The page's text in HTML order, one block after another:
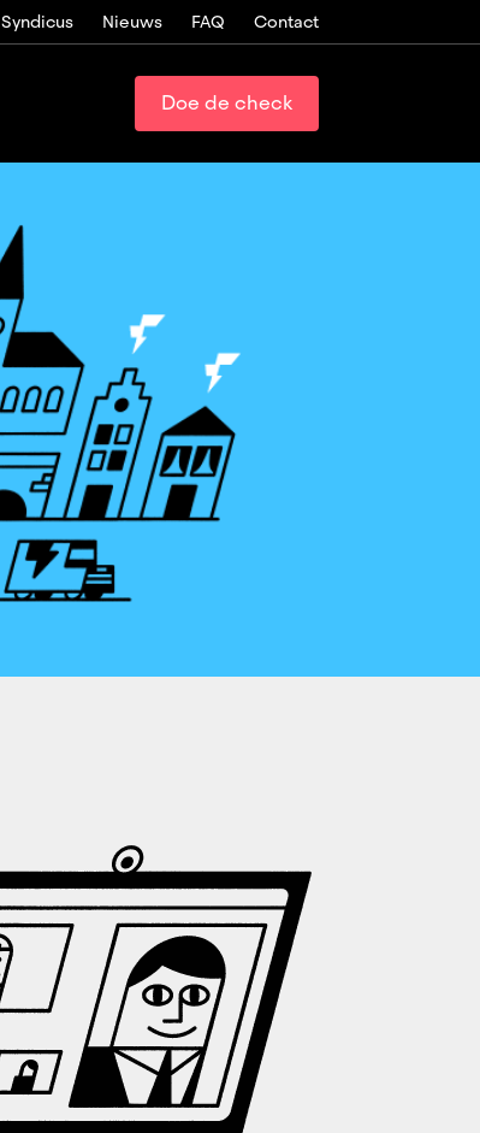
Syndicus Nieuws FAQ Contact
Doe de check